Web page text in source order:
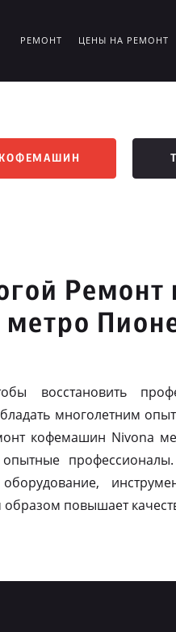
РЕМОНТ ЦЕНЫ НА РЕМОНТ
метро
восстановить
многолетним
кофемашин Nivona
повышает